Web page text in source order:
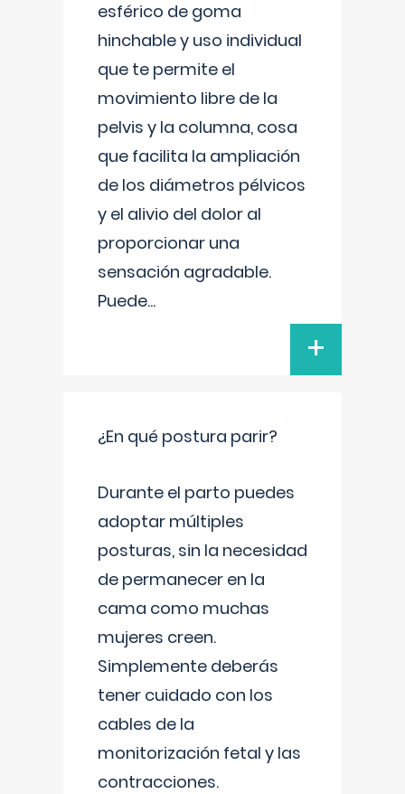
esférico de goma
hinchable y uso individual
que te permite el
movimiento libre de la
pelvis y la columna, cosa
que facilita la ampliación
de los diámetros pélvicos
y el alivio del dolor al
proporcionar una
sensación agradable.
Puede...
+
¿En qué postura parir?
Durante el parto puedes
adoptar múltiples
posturas, sin la necesidad
de permanecer en la
cama como muchas
mujeres creen.
Simplemente deberás
tener cuidado con los
cables de la
monitorización fetal y las
contracciones.